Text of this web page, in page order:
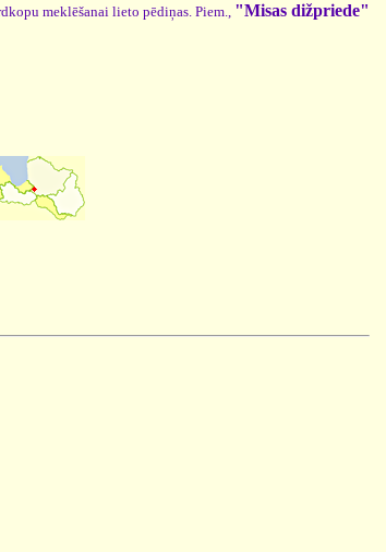
meklēšanai lieto pēdiņas. Piem., "Misas dižpriede"